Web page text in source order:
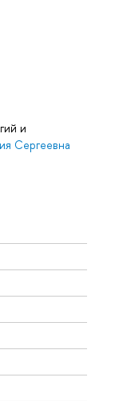
и
Сергеевна